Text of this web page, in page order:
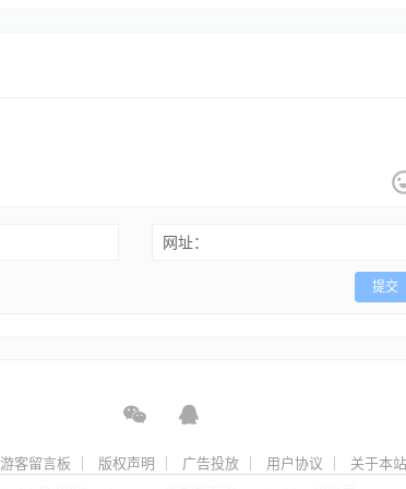
网址：
提交
游客留言板 版权声明 广告投放 用户协议
关于本站